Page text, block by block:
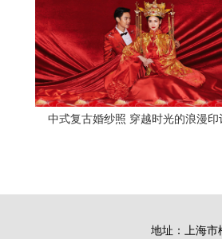
中式复古婚纱照 穿越时光的浪漫印
地址：上海市